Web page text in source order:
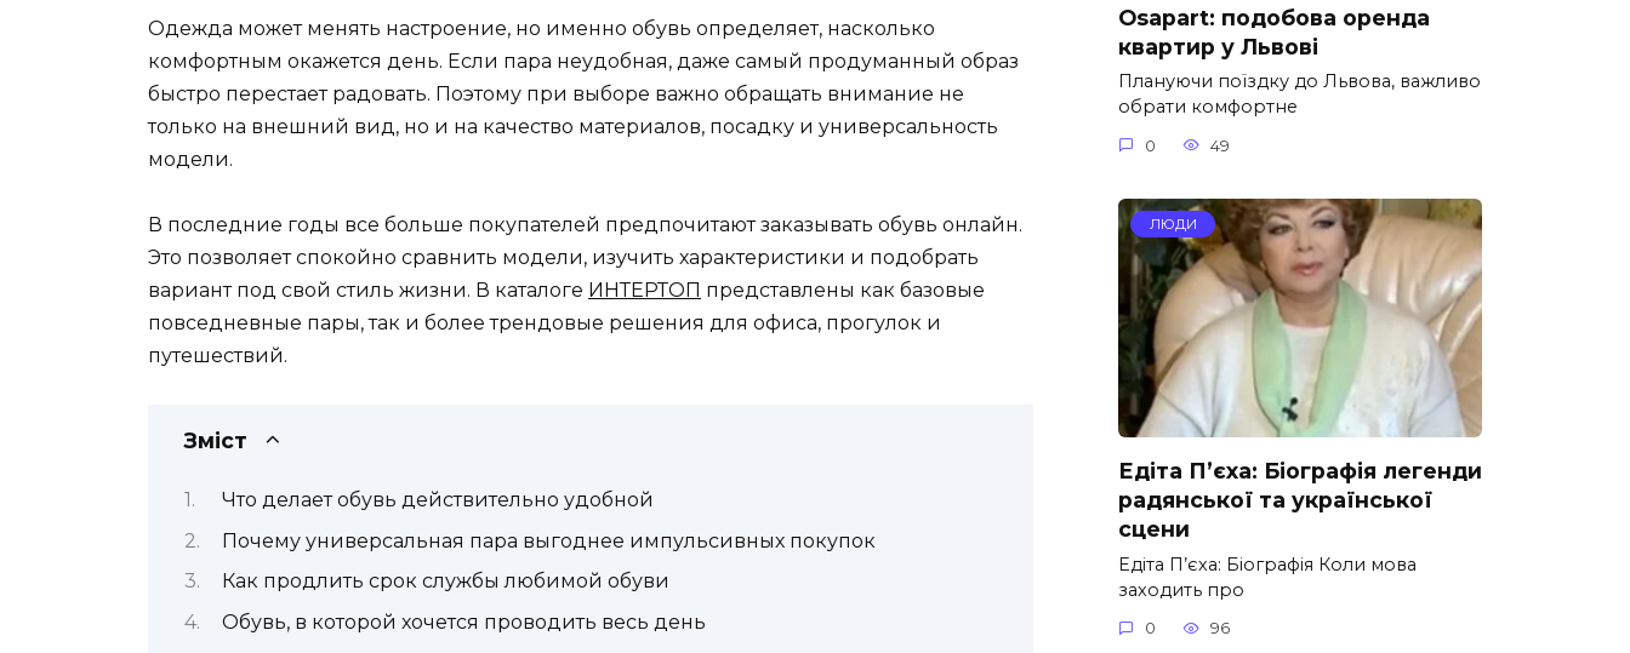
Одежда может менять настроение, но именно обувь определяет, насколько
комфортным окажется день. Если пара неудобная, даже самый продуманный образ
быстро перестает радовать. Поэтому при выборе важно обращать внимание не
только на внешний вид, но и на качество материалов, посадку и универсальность
модели.
В последние годы все больше покупателей предпочитают заказывать обувь онлайн.
Это позволяет спокойно сравнить модели, изучить характеристики и подобрать
вариант под свой стиль жизни. В каталоге ИНТЕРТОП представлены как базовые
повседневные пары, так и более трендовые решения для офиса, прогулок и
путешествий.
Зміст
Что делает обувь действительно удобной
Почему универсальная пара выгоднее импульсивных покупок
Как продлить срок службы любимой обуви
Обувь, в которой хочется проводить весь день
Osapart: подобова оренда
квартир у Львові
Плануючи поїздку до Львова, важливо
обрати комфортне
0 49
ЛЮДИ
Едіта П’єха: Біографія легенди
радянської та української
сцени
Едіта П’єха: Біографія Коли мова
заходить про
0 96